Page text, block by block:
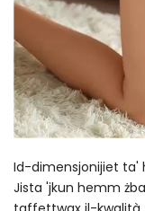
Id-dimensjonijiet ta'
Jista 'jkun hemm